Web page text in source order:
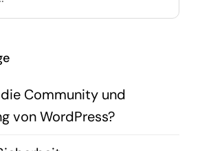
Community und
von WordPress?